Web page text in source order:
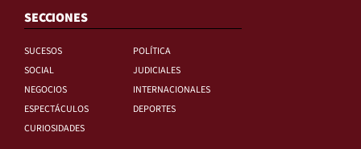
SECCIONES
SUCESOS
POLÍTICA
SOCIAL
JUDICIALES
NEGOCIOS
INTERNACIONALES
ESPECTÁCULOS
DEPORTES
CURIOSIDADES